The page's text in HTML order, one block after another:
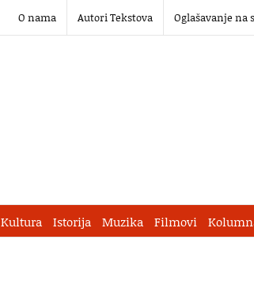
O nama Autori Tekstova Oglašavanje na
Kultura Istorija Muzika Filmovi